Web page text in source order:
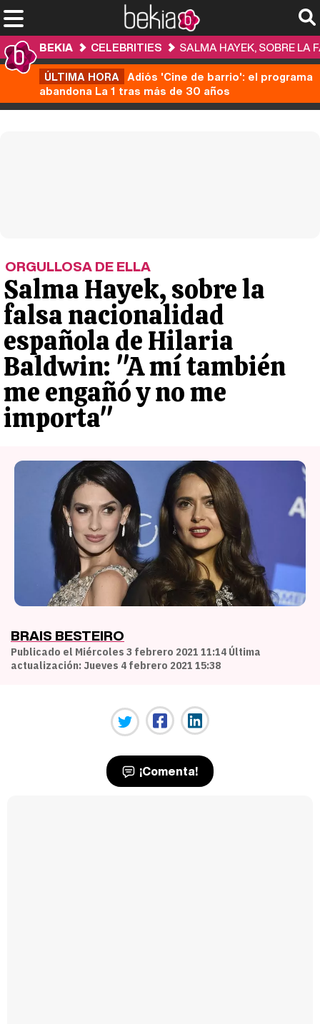
BEKIA CELEBRITIES
SALMA HAYEK, SOBRE LA
ÚLTIMA HORA Adiós 'Cine de barrio': el programa
abandona La 1 tras más de 30 años
ORGULLOSA DE ELLA
Salma Hayek, sobre la
falsa nacionalidad
española de Hilaria
Baldwin: "A mí también
me engañó y no me
importa"
BRAIS BESTEIRO
Publicado el Miércoles 3 febrero 2021 11:14 Última
actualización: Jueves 4 febrero 2021 15:38
¡Comenta!